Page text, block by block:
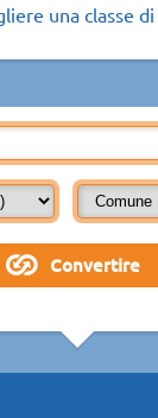
una classe